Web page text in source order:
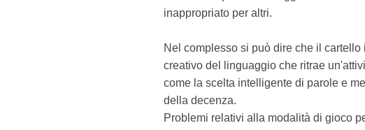
inappropriato per altri.
Nel complesso si può dire che il
creativo del linguaggio che ritrae
come la scelta intelligente di parole e
della decenza.
Problemi relativi alla modalità di gioco